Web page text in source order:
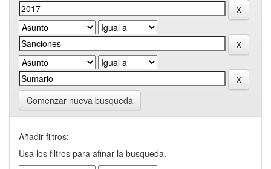
Comenzar nueva busqueda
Añadir filtros:
Usa los filtros para afinar la busqueda.